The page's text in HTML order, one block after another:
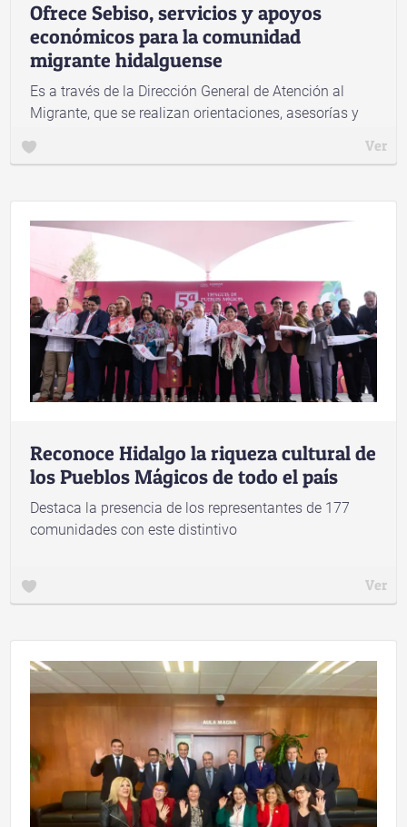
Ofrece Sebiso, servicios y apoyos
económicos para la comunidad
migrante hidalguense
Es a través de la Dirección General de Atención al
Migrante, que se realizan orientaciones, asesorías y
Ver
Reconoce Hidalgo la riqueza cultural de
los Pueblos Mágicos de todo el país
Destaca la presencia de los representantes de 177
comunidades con este distintivo
Ver